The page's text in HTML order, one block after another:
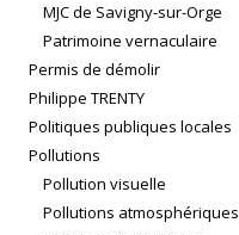
MJC de Savigny-sur-Orge
Patrimoine vernaculaire
Permis de démolir
Philippe TRENTY
Politiques publiques locales
Pollutions
Pollution visuelle
Pollutions atmosphériques